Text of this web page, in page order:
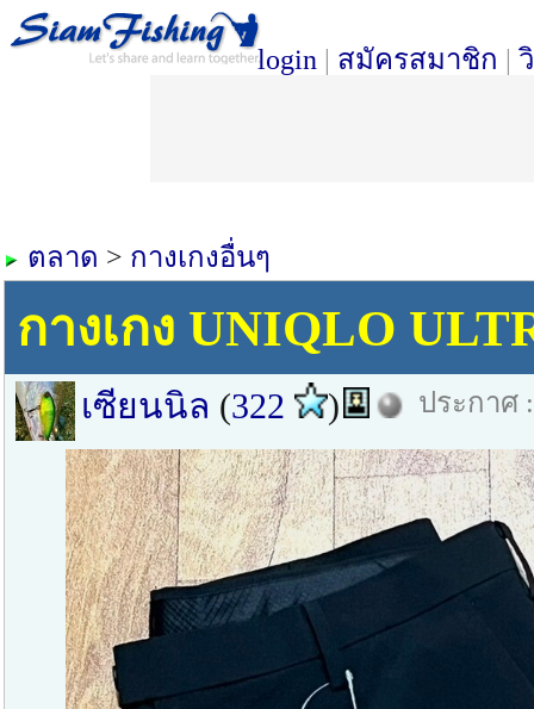
login | สมัครสมาชิก |
ตลาด > กางเกงอื่นๆ
กางเกง UNIQLO
เซียนนิล (322 ) ประกาศ